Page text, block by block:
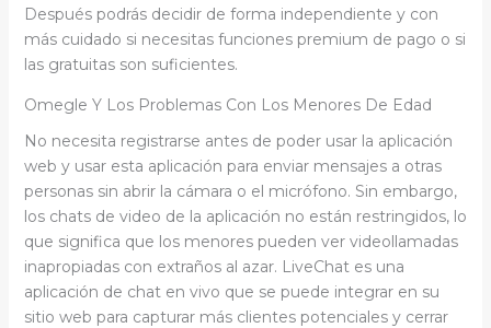
Después podrás decidir de forma independiente y con
más cuidado si necesitas funciones premium de pago o si
las gratuitas son suficientes.
Omegle Y Los Problemas Con Los Menores De Edad
No necesita registrarse antes de poder usar la aplicación
web y usar esta aplicación para enviar mensajes a otras
personas sin abrir la cámara o el micrófono. Sin embargo,
los chats de video de la aplicación no están restringidos, lo
que significa que los menores pueden ver videollamadas
inapropiadas con extraños al azar. LiveChat es una
aplicación de chat en vivo que se puede integrar en su
sitio web para capturar más clientes potenciales y cerrar